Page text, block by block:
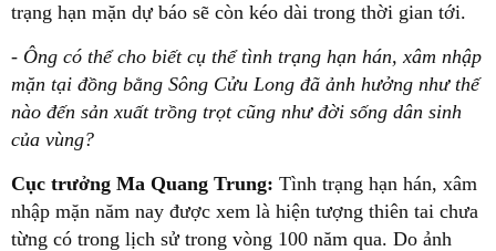
trạng hạn mặn dự báo sẽ còn kéo dài trong thời gian tới.
- Ông có thể cho biết cụ thể tình trạng hạn hán, xâm nhập
mặn tại đồng bằng Sông Cửu Long đã ảnh hưởng như thế
nào đến sản xuất trồng trọt cũng như đời sống dân sinh
của vùng?
Cục trưởng Ma Quang Trung: Tình trạng hạn hán, xâm
nhập mặn năm nay được xem là hiện tượng thiên tai chưa
từng có trong lịch sử trong vòng 100 năm qua. Do ảnh